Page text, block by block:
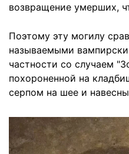
возвращение умерших,
Поэтому эту могилу
называемыми
частности со случаем
похороненной на
серпом на шее и